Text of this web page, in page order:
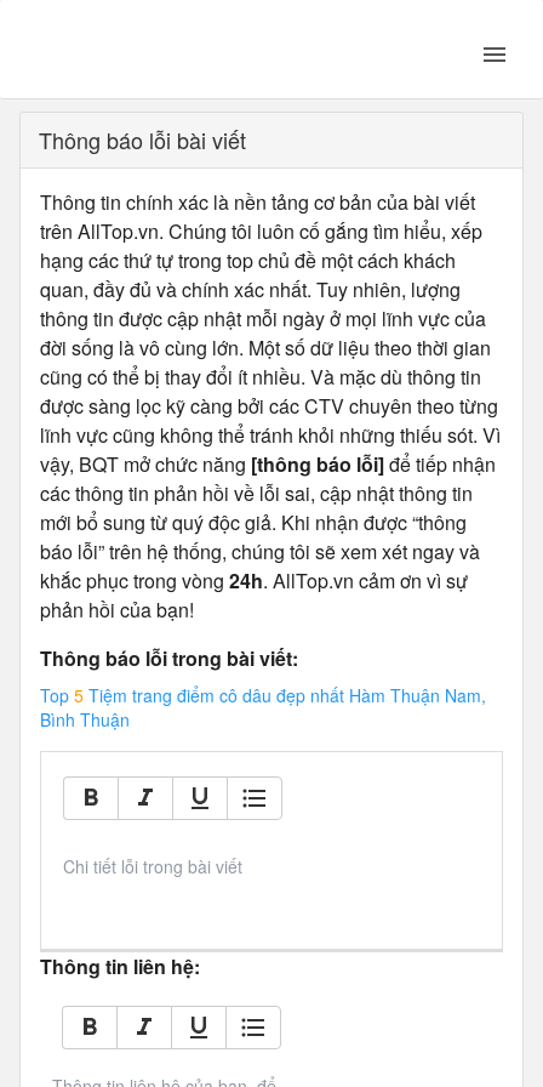
Thông báo lỗi bài viết
Thông tin chính xác là nền tảng cơ bản của bài viết
trên AllTop.vn. Chúng tôi luôn cố gắng tìm hiểu, xếp
hạng các thứ tự trong top chủ đề một cách khách
quan, đầy đủ và chính xác nhất. Tuy nhiên, lượng
thông tin được cập nhật mỗi ngày ở mọi lĩnh vực của
đời sống là vô cùng lớn. Một số dữ liệu theo thời gian
cũng có thể bị thay đổi ít nhiều. Và mặc dù thông tin
được sàng lọc kỹ càng bởi các CTV chuyên theo từng
lĩnh vực cũng không thể tránh khỏi những thiếu sót. Vì
vậy, BQT mở chức năng [thông báo lỗi]để tiếp nhận
các thông tin phản hồi về lỗi sai, cập nhật thông tin
mới bổ sung từ quý độc giả. Khi nhận được “thông
báo lỗi” trên hệ thống, chúng tôi sẽ xem xét ngay và
khắc phục trong vòng 24h. AllTop.vn cảm ơn vì sự
phản hồi của bạn!
Thông báo lỗi trong bài viết:
Top 5 Tiệm trang điểm cô dâu đẹp nhất Hàm Thuận Nam,
Bình Thuận
Chi tiết lỗi trong bài viết
Thông tin liên hệ: